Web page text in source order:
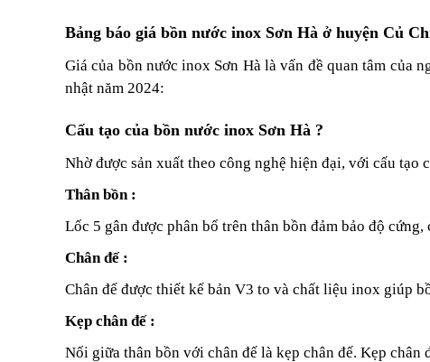
Bảng báo giá bồn nước inox Sơn Hà ở huyện Củ
Giá của bồn nước inox Sơn Hà là vấn đề quan tâm của
nhật năm 2024:
Cấu tạo của bồn nước inox Sơn Hà ?
Nhờ được sản xuất theo công nghệ hiện đại, với cấu tạo
Thân bồn :
Lốc 5 gân được phân bổ trên thân bồn đảm bảo độ
Chân đế :
Chân đế được thiết kế bản V3 to và chất liệu inox giúp
Kẹp chân đế :
Nối giữa thân bồn với chân đế là kẹp chân đế. Kẹp